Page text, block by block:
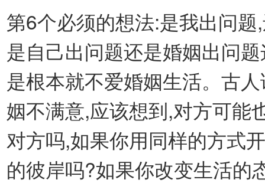
第6个必须的想法:是我出问
是自己出问题还是婚姻出问
是根本就不爱婚姻生活。古
姻不满意,应该想到,对方可能
对方吗,如果你用同样的方式
的彼岸吗?如果你改变生活的